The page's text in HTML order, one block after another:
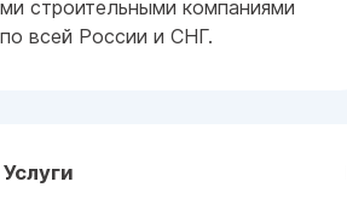
строительными компаниями
всей России и СНГ.
Услуги